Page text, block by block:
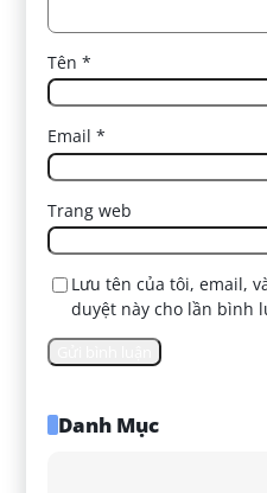
Tên*
Email*
Trang web
Lưu tên của tôi, email,
duyệt này cho lần bình
Danh Mục